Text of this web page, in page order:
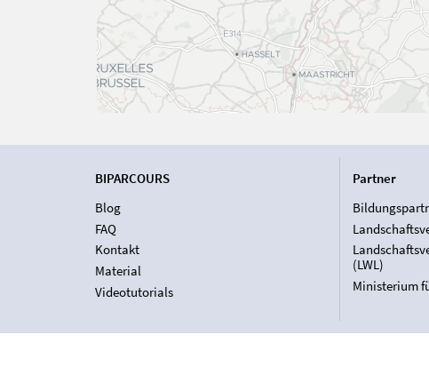
BIPARCOURS
Blog
FAQ
Kontakt
Material
Videotutorials
Partner
(LWL)
Ministerium